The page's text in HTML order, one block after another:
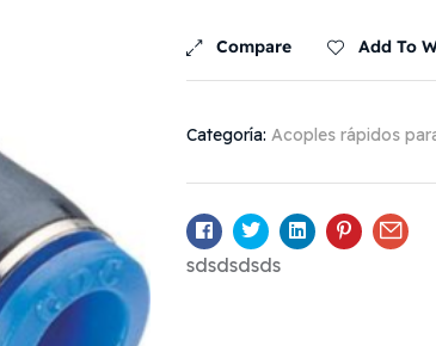
Compare Add To
Categoría: Acoples rápidos
Facebook
TwitterLinkedinPinterest
sdsdsdsds